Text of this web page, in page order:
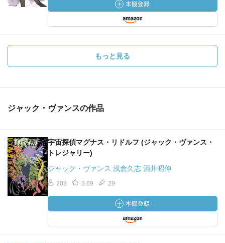
もっと見る
ジャック・ヴァンスの作品
宇宙探偵マグナス・リドルフ (ジャック・ヴァンス・
トレジャリー)
ジャック・ヴァンス 浅倉久志 酒井昭伸
203 3.69 29